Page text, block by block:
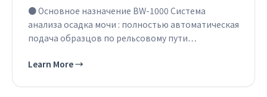
● Основное назначение BW-1000 Система
анализа осадка мочи : полностью автоматическая
подача образцов по рельсовому пути…
Learn More→